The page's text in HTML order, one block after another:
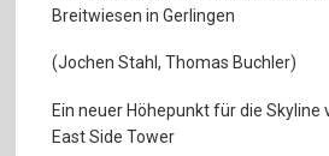
Breitwiesen in Gerlingen
(Jochen Stahl, Thomas Buchler)
Ein neuer Höhepunkt für die Skyline
East Side Tower